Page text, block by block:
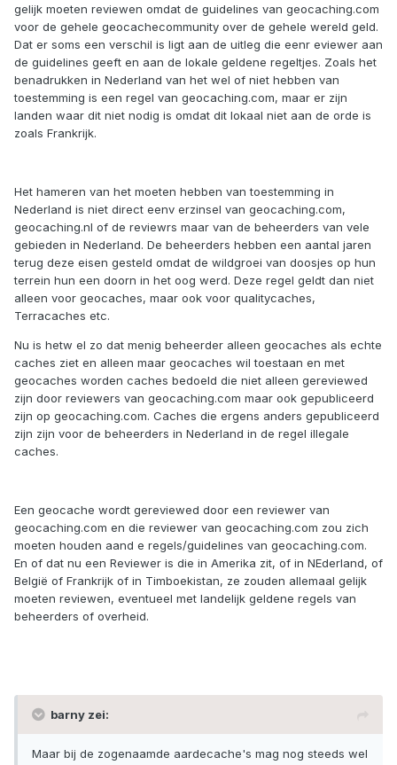
gelijk moeten reviewen omdat de guidelines van geocaching.com
voor de gehele geocachecommunity over de gehele wereld geld.
Dat er soms een verschil is ligt aan de uitleg die eenr eviewer aan
de guidelines geeft en aan de lokale geldene regeltjes. Zoals het
benadrukken in Nederland van het wel of niet hebben van
toestemming is een regel van geocaching.com, maar er zijn
landen waar dit niet nodig is omdat dit lokaal niet aan de orde is
zoals Frankrijk.
Het hameren van het moeten hebben van toestemming in
Nederland is niet direct eenv erzinsel van geocaching.com,
geocaching.nl of de reviewrs maar van de beheerders van vele
gebieden in Nederland. De beheerders hebben een aantal jaren
terug deze eisen gesteld omdat de wildgroei van doosjes op hun
terrein hun een doorn in het oog werd. Deze regel geldt dan niet
alleen voor geocaches, maar ook voor qualitycaches,
Terracaches etc.
Nu is hetw el zo dat menig beheerder alleen geocaches als echte
caches ziet en alleen maar geocaches wil toestaan en met
geocaches worden caches bedoeld die niet alleen gereviewed
zijn door reviewers van geocaching.com maar ook gepubliceerd
zijn op geocaching.com. Caches die ergens anders gepubliceerd
zijn zijn voor de beheerders in Nederland in de regel illegale
caches.
Een geocache wordt gereviewed door een reviewer van
geocaching.com en die reviewer van geocaching.com zou zich
moeten houden aand e regels/guidelines van geocaching.com.
En of dat nu een Reviewer is die in Amerika zit, of in NEderland, of
België of Frankrijk of in Timboekistan, ze zouden allemaal gelijk
moeten reviewen, eventueel met landelijk geldene regels van
beheerders of overheid.
barny zei:
Maar bij de zogenaamde aardecache's mag nog steeds wel